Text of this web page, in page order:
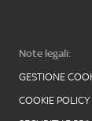
Note legali:
GESTIONE
COOKIE POLICY